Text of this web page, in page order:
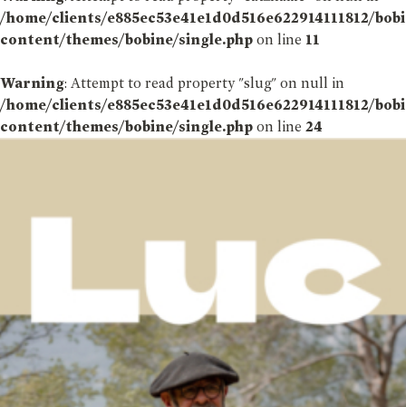
/home/clients/e885ec53e41e1d0d516e622914111812/
content/themes/bobine/single.php on line 11
Warning: Attempt to read property "slug" on null in
/home/clients/e885ec53e41e1d0d516e622914111812/
content/themes/bobine/single.php on line 24